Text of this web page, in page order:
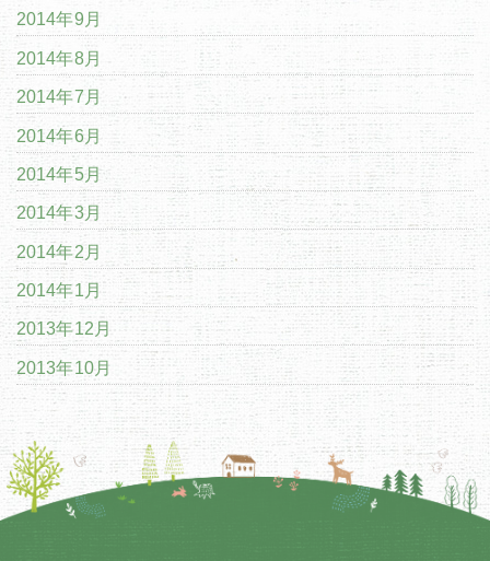
2014年9月
2014年8月
2014年7月
2014年6月
2014年5月
2014年3月
2014年2月
2014年1月
2013年12月
2013年10月